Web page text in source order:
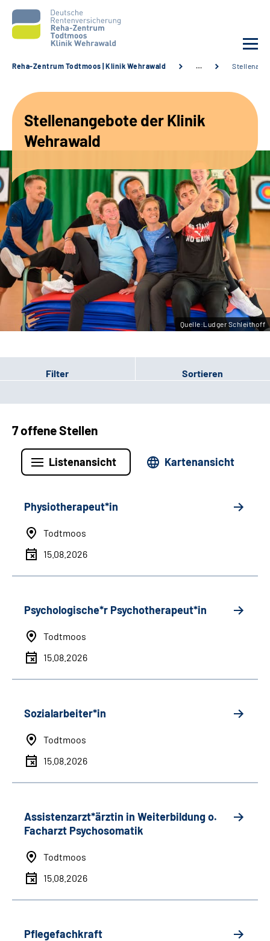
Unsere Angebote
Karriere
Sozialdienste & Zuweisende
Suche
Leichte Sprache
Gebärdensprache
Reha-Zentrum Todtmoos | Klinik Wehrawald …
Stellenangebote der Klinik
Wehrawald
Quelle:Ludger Schleithoff
Filter Sortieren
7 offene Stellen
Listenansicht Kartenansicht
Physiotherapeut*in
Todtmoos
15.08.2026
Psychologische*r Psychotherapeut*in
Todtmoos
15.08.2026
Sozialarbeiter*in
Todtmoos
15.08.2026
Assistenzarzt*ärztin in Weiterbildung o.
Facharzt Psychosomatik
Todtmoos
15.08.2026
Pflegefachkraft